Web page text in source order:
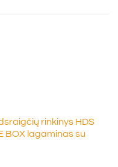
rinkinys HDS
BOX lagaminas su